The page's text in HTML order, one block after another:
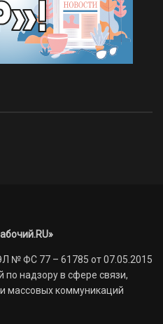
№ ФС 77 – 61785 от 07.05.2015
надзору в сфере связи,
массовых коммуникаций